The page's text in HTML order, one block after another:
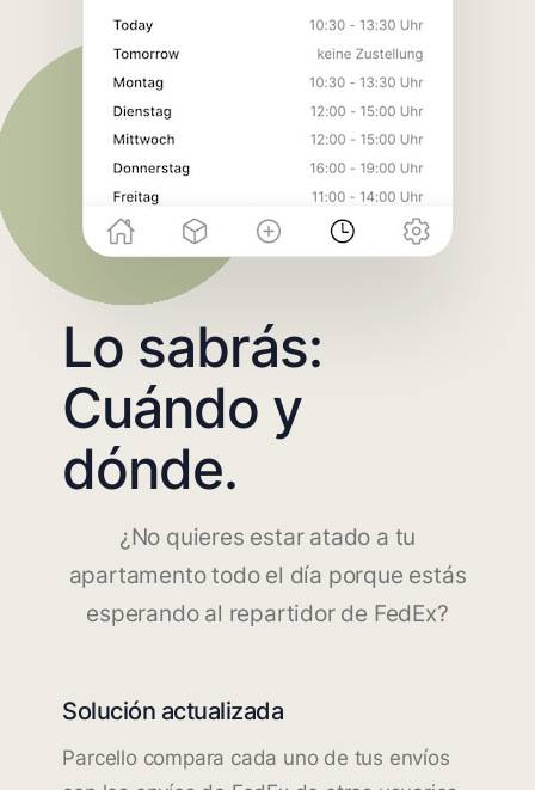
Lo sabrás:
Cuándo y
dónde.
¿No quieres estar atado a tu
apartamento todo el día porque estás
esperando al repartidor de FedEx?
Solución actualizada
Parcello compara cada uno de tus envíos